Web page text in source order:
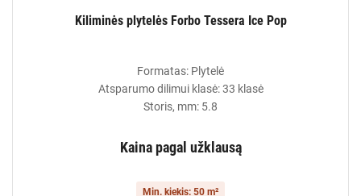
Kiliminės plytelės Forbo Tessera Ice Pop
Formatas: Plytelė
Atsparumo dilimui klasė: 33 klasė
Storis, mm: 5.8
Kaina pagal užklausą
Min. kiekis: 50 m²